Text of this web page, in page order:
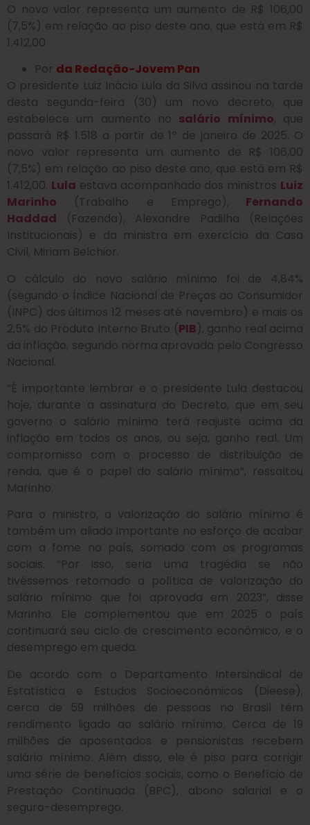
O novo valor representa um aumento de R$ 106,00
(7,5%) em relação ao piso deste ano, que está em R$
1.412,00
Por da Redação-Jovem Pan
O presidente Luiz Inácio Lula da Silva assinou na tarde
desta segunda-feira (30) um novo decreto, que
estabelece um aumento no salário mínimo, que
passará R$ 1.518 a partir de 1º de janeiro de 2025. O
novo valor representa um aumento de R$ 106,00
(7,5%) em relação ao piso deste ano, que está em R$
1.412,00. Lula estava acompanhado dos ministros Luiz
Marinho (Trabalho e Emprego), Fernando
Haddad (Fazenda), Alexandre Padilha (Relações
Institucionais) e da ministra em exercício da Casa
Civil, Miriam Belchior.
O cálculo do novo salário mínimo foi de 4,84%
(segundo o Índice Nacional de Preços ao Consumidor
(INPC) dos últimos 12 meses até novembro) e mais os
2,5% do Produto Interno Bruto (PIB), ganho real acima
da inflação, segundo norma aprovada pelo Congresso
Nacional.
“É importante lembrar e o presidente Lula destacou
hoje, durante a assinatura do Decreto, que em seu
governo o salário mínimo terá reajuste acima da
inflação em todos os anos, ou seja, ganho real. Um
compromisso com o processo de distribuição de
renda, que é o papel do salário mínimo”, ressaltou
Marinho.
Para o ministro, a valorização do salário mínimo é
também um aliado importante no esforço de acabar
com a fome no país, somado com os programas
sociais. “Por isso, seria uma tragédia se não
tivéssemos retomado a política de valorização do
salário mínimo que foi aprovada em 2023”, disse
Marinho. Ele complementou que em 2025 o país
continuará seu ciclo de crescimento econômico, e o
desemprego em queda.
De acordo com o Departamento Intersindical de
Estatística e Estudos Socioeconômicos (Dieese),
cerca de 59 milhões de pessoas no Brasil têm
rendimento ligado ao salário mínimo. Cerca de 19
milhões de aposentados e pensionistas recebem
salário mínimo. Além disso, ele é piso para corrigir
uma série de benefícios sociais, como o Benefício de
Prestação Continuada (BPC), abono salarial e o
seguro-desemprego.